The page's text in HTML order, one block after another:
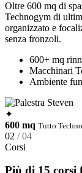
Oltre 600 mq di
Technogym di
organizzato e
senza fronzoli.
600+ mq
Macchinari
Ambiente
✦
600 mq Tutto
02 / 04
Corsi
Più di 15 corsi